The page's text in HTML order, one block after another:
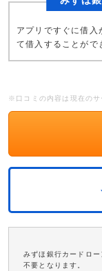
アプリですぐに借入
て借入することがで
※口コミの内容は現在のサ
みずほ銀行カードロ
不要となります。